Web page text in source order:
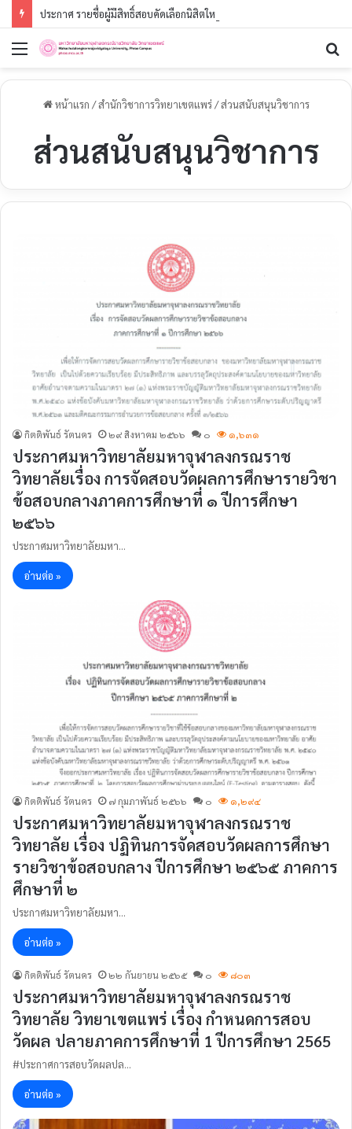
เมนู
หน้าแรก / สำนักวิชาการวิทยาเขตแพร่ / ส่วนสนับสนุนวิชาการ
ส่วนสนับสนุนวิชาการ
กิตติพันธ์ รัตนคร ๒๙ สิงหาคม ๒๕๖๖ ๐ ๑,๖๓๑
ประกาศมหาวิทยาลัยมหาจุฬาลงกรณราช
วิทยาลัยเรื่อง การจัดสอบวัดผลการศึกษารายวิชา
ข้อสอบกลางภาคการศึกษาที่ ๑ ปีการศึกษา
๒๕๖๖
ประกาศมหาวิทยาลัยมหา…
อ่านต่อ »
กิตติพันธ์ รัตนคร ๗ กุมภาพันธ์ ๒๕๖๖ ๐ ๑,๒๙๔
ประกาศมหาวิทยาลัยมหาจุฬาลงกรณราช
วิทยาลัย เรื่อง ปฏิทินการจัดสอบวัดผลการศึกษา
รายวิชาข้อสอบกลาง ปีการศึกษา ๒๕๖๕ ภาคการ
ศึกษาที่ ๒
ประกาศมหาวิทยาลัยมหา…
อ่านต่อ »
กิตติพันธ์ รัตนคร ๒๒ กันยายน ๒๕๖๕ ๐ ๘๐๓
ประกาศมหาวิทยาลัยมหาจุฬาลงกรณราช
วิทยาลัย วิทยาเขตแพร่ เรื่อง กำหนดการสอบ
วัดผล ปลายภาคการศึกษาที่ 1 ปีการศึกษา 2565
#ประกาศการสอบวัดผลปล…
อ่านต่อ »